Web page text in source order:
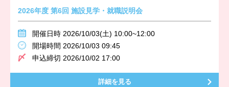
2026年度 第6回 施設見学・就職説明会
開催日時 2026/10/03(土) 10:00~12:00
開場時間 2026/10/03 09:45
申込締切 2026/10/02 17:00
詳細を見る